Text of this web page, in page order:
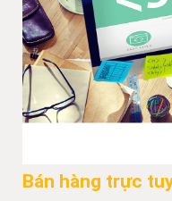
Bán hàng trực